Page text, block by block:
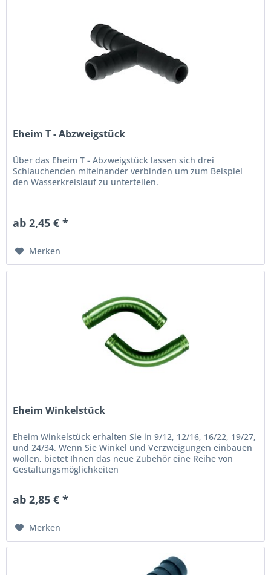
Eheim T - Abzweigstück
Über das Eheim T - Abzweigstück lassen sich drei
Schlauchenden miteinander verbinden um zum Beispiel
den Wasserkreislauf zu unterteilen.
ab 2,45 € *
Merken
Eheim Winkelstück
Eheim Winkelstück erhalten Sie in 9/12, 12/16, 16/22, 19/27,
und 24/34. Wenn Sie Winkel und Verzweigungen einbauen
wollen, bietet Ihnen das neue Zubehör eine Reihe von
Gestaltungsmöglichkeiten
ab 2,85 € *
Merken